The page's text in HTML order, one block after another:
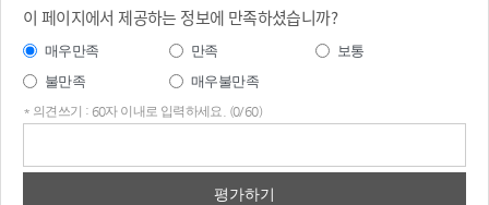
이 페이지에서 제공하는 정보에 만족하셨습니까?
매우만족 만족
보통
불만족
매우불만족
* 의견쓰기 : 60자 이내로 입력하세요. (0/60)